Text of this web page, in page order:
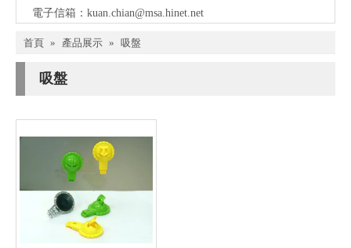
電子信箱： kuan.chian@msa.hinet.net
首頁 » 產品展示 » 吸盤
吸盤